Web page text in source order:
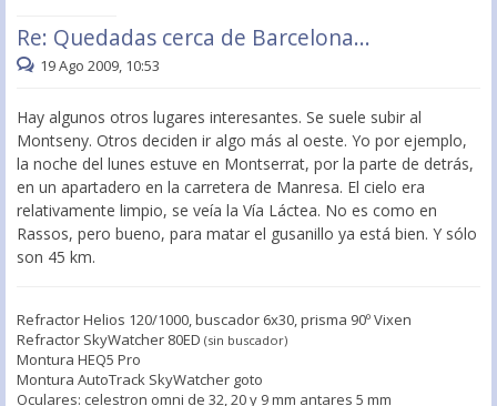
Re: Quedadas cerca de Barcelona...
19 Ago 2009, 10:53
Hay algunos otros lugares interesantes. Se suele subir al
Montseny. Otros deciden ir algo más al oeste. Yo por ejemplo,
la noche del lunes estuve en Montserrat, por la parte de detrás,
en un apartadero en la carretera de Manresa. El cielo era
relativamente limpio, se veía la Vía Láctea. No es como en
Rassos, pero bueno, para matar el gusanillo ya está bien. Y sólo
son 45 km.
Refractor Helios 120/1000, buscador 6x30, prisma 90º Vixen
Refractor SkyWatcher 80ED (sin buscador)
Montura HEQ5 Pro
Montura AutoTrack SkyWatcher goto
Oculares: celestron omni de 32, 20 y 9 mm antares 5 mm